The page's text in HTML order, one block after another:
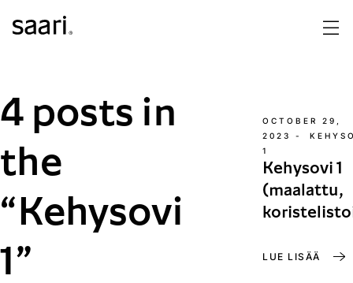
4 posts in
the
“Kehysovi
1”
OCTOBER 29,
2023
-
1
Kehysovi 1
(maalattu,
LUE LISÄÄ